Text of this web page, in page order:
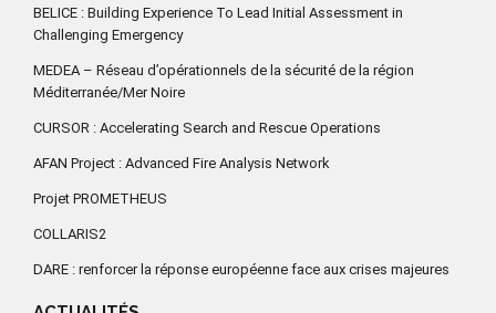
BELICE : Building Experience To Lead Initial Assessment in
Challenging Emergency
MEDEA – Réseau d’opérationnels de la sécurité de la région
Méditerranée/Mer Noire
CURSOR : Accelerating Search and Rescue Operations
AFAN Project : Advanced Fire Analysis Network
Projet PROMETHEUS
COLLARIS2
DARE : renforcer la réponse européenne face aux crises majeures